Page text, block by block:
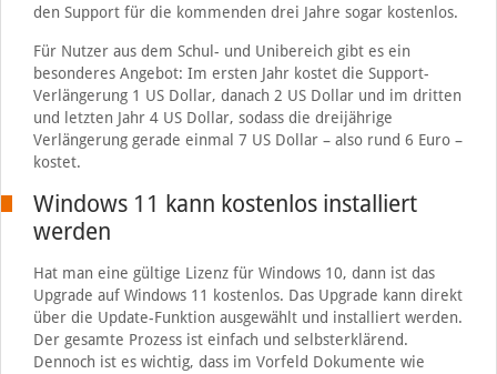
den Support für die kommenden drei Jahre sogar kostenlos.
Für Nutzer aus dem Schul- und Unibereich gibt es ein
besonderes Angebot: Im ersten Jahr kostet die Support-
Verlängerung 1 US Dollar, danach 2 US Dollar und im dritten
und letzten Jahr 4 US Dollar, sodass die dreijährige
Verlängerung gerade einmal 7 US Dollar – also rund 6 Euro –
kostet.
Windows 11 kann kostenlos installiert
werden
Hat man eine gültige Lizenz für Windows 10, dann ist das
Upgrade auf Windows 11 kostenlos. Das Upgrade kann direkt
über die Update-Funktion ausgewählt und installiert werden.
Der gesamte Prozess ist einfach und selbsterklärend.
Dennoch ist es wichtig, dass im Vorfeld Dokumente wie